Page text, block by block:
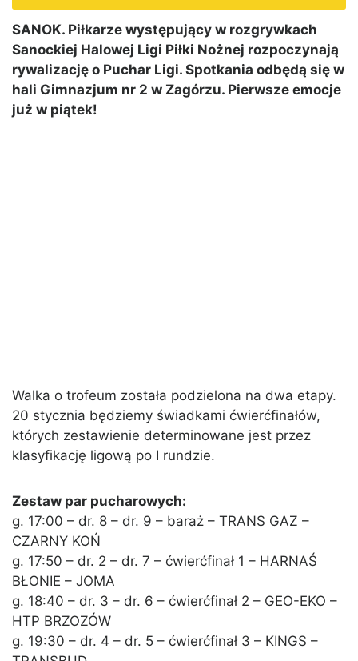
SANOK. Piłkarze występujący w rozgrywkach
Sanockiej Halowej Ligi Piłki Nożnej rozpoczynają
rywalizację o Puchar Ligi. Spotkania odbędą się w
hali Gimnazjum nr 2 w Zagórzu. Pierwsze emocje
już w piątek!
Walka o trofeum została podzielona na dwa etapy.
20 stycznia będziemy świadkami ćwierćfinałów,
których zestawienie determinowane jest przez
klasyfikację ligową po I rundzie.
Zestaw par pucharowych:
g. 17:00 – dr. 8 – dr. 9 – baraż – TRANS GAZ –
CZARNY KOŃ
g. 17:50 – dr. 2 – dr. 7 – ćwierćfinał 1 – HARNAŚ
BŁONIE – JOMA
g. 18:40 – dr. 3 – dr. 6 – ćwierćfinał 2 – GEO-EKO –
HTP BRZOZÓW
g. 19:30 – dr. 4 – dr. 5 – ćwierćfinał 3 – KINGS –